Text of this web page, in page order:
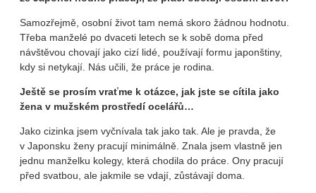
Samozřejmě, osobní život tam nemá skoro žádnou hodnotu.
Třeba manželé po dvaceti letech se k sobě doma před
návštěvou chovají jako cizí lidé, používají formu japonštiny,
kdy si netykají. Nás učili, že práce je rodina.
Ještě se prosím vraťme k otázce, jak jste se cítila jako
žena v mužském prostředí ocelářů…
Jako cizinka jsem vyčnívala tak jako tak. Ale je pravda, že
v Japonsku ženy pracují minimálně. Znala jsem vlastně jen
jednu manželku kolegy, která chodila do práce. Ony pracují
před svatbou, ale jakmile se vdají, zůstávají doma.